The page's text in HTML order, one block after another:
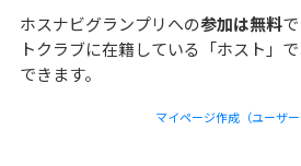
ホスナビグランプリへの参加は無料
トクラブに在籍している「ホスト」
できます。
マイページ作成（ユーザー